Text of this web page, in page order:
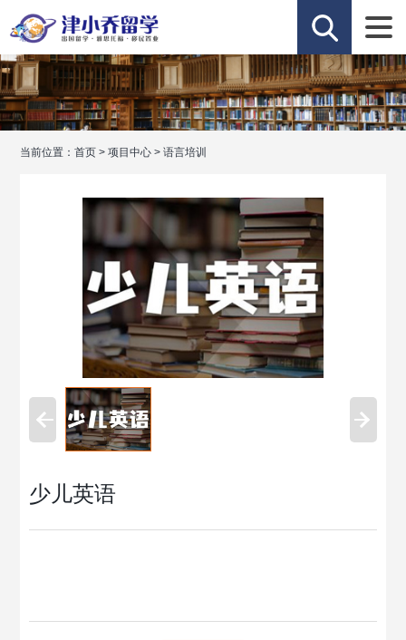
当前位置：首页 >项目中心 >语言培训
少儿英语